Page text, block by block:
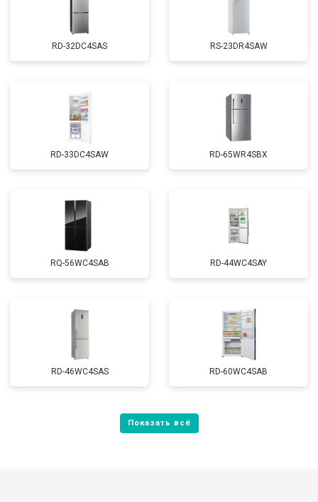
RD-32DC4SAS RS-23DR4SAW
RD-33DC4SAW RD-65WR4SBX
RQ-56WC4SAB RD-44WC4SAY
RD-46WC4SAS RD-60WC4SAB